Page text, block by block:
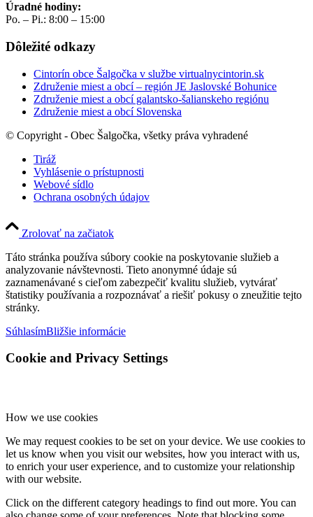
Úradné hodiny:
Po. – Pi.: 8:00 – 15:00
Dôležité odkazy
Cintorín obce Šalgočka v službe virtualnycintorin.sk
Združenie miest a obcí – región JE Jaslovské Bohunice
Združenie miest a obcí galantsko-šalianskeho regiónu
Združenie miest a obcí Slovenska
© Copyright - Obec Šalgočka, všetky práva vyhradené
Tiráž
Vyhlásenie o prístupnosti
Webové sídlo
Ochrana osobných údajov
Zrolovať na začiatok
Táto stránka používa súbory cookie na poskytovanie služieb a
analyzovanie návštevnosti. Tieto anonymné údaje sú
zaznamenávané s cieľom zabezpečiť kvalitu služieb, vytvárať
štatistiky používania a rozpoznávať a riešiť pokusy o zneužitie tejto
stránky.
SúhlasímBližšie informácie
Cookie and Privacy Settings
How we use cookies
We may request cookies to be set on your device. We use cookies to
let us know when you visit our websites, how you interact with us,
to enrich your user experience, and to customize your relationship
with our website.
Click on the different category headings to find out more. You can